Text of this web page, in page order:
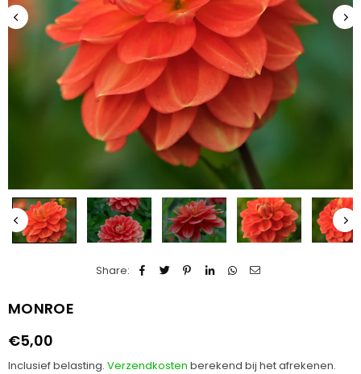
Share:
MONROE
Normale
prijs
€5,00
Inclusief belasting. Verzendkosten berekend bij het afrekenen.